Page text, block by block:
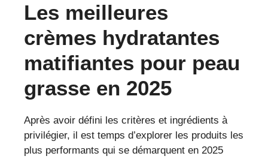
Les meilleures
crèmes hydratantes
matifiantes pour peau
grasse en 2025
Après avoir défini les critères et ingrédients à
privilégier, il est temps d’explorer les produits les
plus performants qui se démarquent en 2025